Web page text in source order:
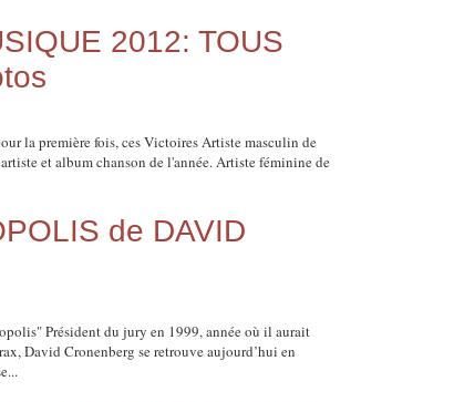
2012: TOUS
la première fois, ces Victoires Artiste masculin de
et album chanson de l'année. Artiste féminine de
de DAVID
Président du jury en 1999, année où il aurait
David Cronenberg se retrouve aujourd’hui en